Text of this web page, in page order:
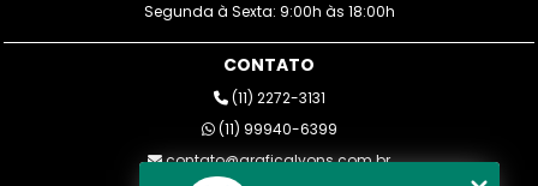
Segunda à Sexta: 9:00h às 18:00h
CONTATO
(11) 2272-3131
(11) 99940-6399
contato@graficalyons.com.br